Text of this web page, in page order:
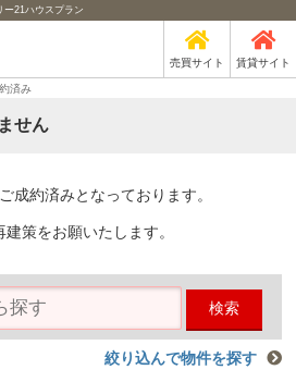
ー21ハウスプラン
売買サイト 賃貸サイト
済み
せん
成約済みとなっております。
策をお願いたします。
検索
絞り込んで物件を探す